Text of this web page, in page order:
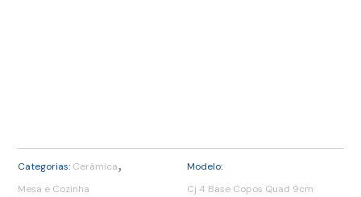
Categorias: Cerâmica,
Mesa e Cozinha
Modelo:
Cj 4 Base Copos Quad 9cm